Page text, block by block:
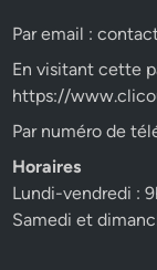
Par email :
En visitant cette
https://
Par numéro de
Horaires
Lundi-vendredi :
Samedi et